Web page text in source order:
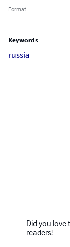
Format
Keywords
russia
Did you love
readers!